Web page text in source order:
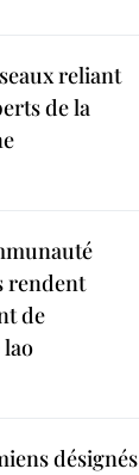
reliant
de la
rendent
de
désignés